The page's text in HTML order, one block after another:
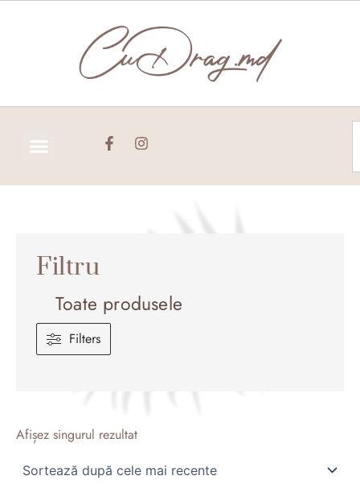
Filtru
Toate produsele
Filters
Afișez singurul rezultat